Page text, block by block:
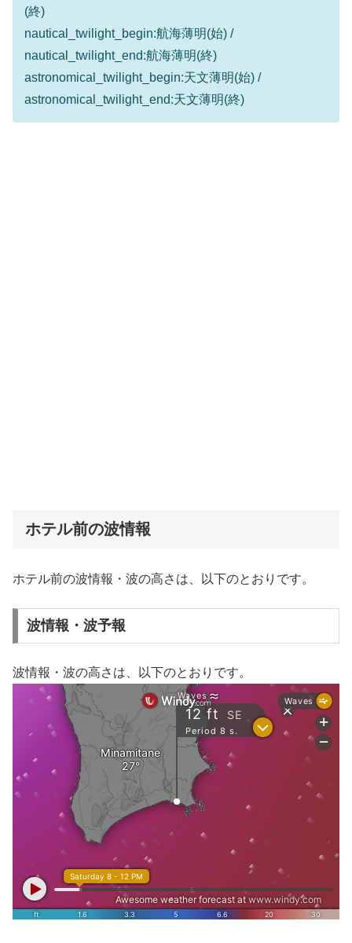
(終)
nautical_twilight_begin:航海薄明(始) /
nautical_twilight_end:航海薄明(終)
astronomical_twilight_begin:天文薄明(始) /
astronomical_twilight_end:天文薄明(終)
ホテル前の波情報
ホテル前の波情報・波の高さは、以下のとおりです。
波情報・波予報
波情報・波の高さは、以下のとおりです。